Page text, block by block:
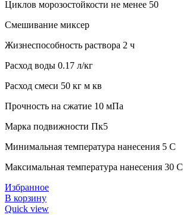
Циклов морозостойкости не менее 50
Смешивание миксер
Жизнеспособность раствора 2 ч
Расход воды 0.17 л/кг
Расход смеси 50 кг м кв
Прочность на сжатие 10 мПа
Марка подвижности Пк5
Минимальная температура нанесения 5 C
Максимальная температура нанесения 30 C
Избранное
В корзину
Quick view